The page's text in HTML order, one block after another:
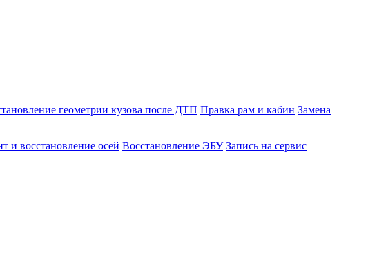
геометрии кузова после ДТП Правка рам и кабин Замена
и восстановление осей Восстановление ЭБУ Запись на сервис